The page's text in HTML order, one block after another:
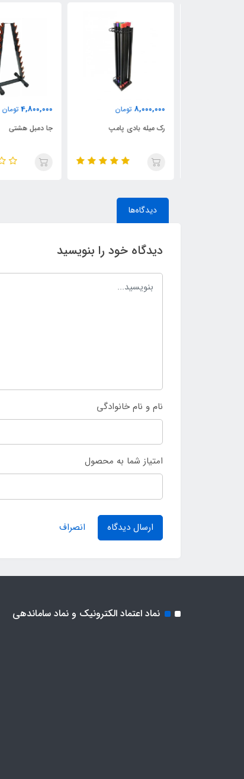
8,000,000 تومان
رک میله بادی پامپ
4,800,000 تومان
جا دمبل هشتی
دیدگاه‌ها
دیدگاه خود را بنویسید
نام و نام خانوادگی
امتیاز شما به محصول
ارسال دیدگاه انصراف
نماد اعتماد الکترونیک و نماد ساماندهی